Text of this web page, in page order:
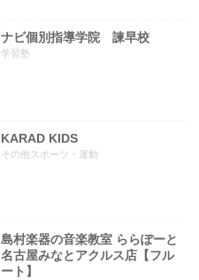
ナビ個別指導学院 諫早校
学習塾
KARAD KIDS
その他スポーツ・運動
島村楽器の音楽教室 ららぽーと
名古屋みなとアクルス店【フル
ート】